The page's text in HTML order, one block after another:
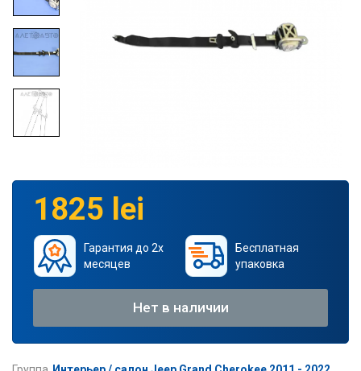
1825 lei
Гарантия до 2х
месяцев
Бесплатная
упаковка
Нет в наличии